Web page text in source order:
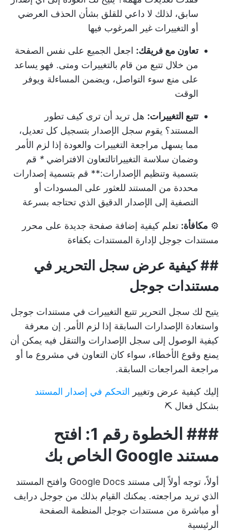
سابق، لذلك لا داعي للقلق بشأن الحذف العرضي
أو التغييرات غير المرغوب فيها
تعاون مع فريقك: اجعل الجميع على نفس الصفحة
من خلال تتبع من قام بالتغييرات ومتى. فهو يساعد
على منع سوء التواصل، ويضمن المساءلة ويوفر
الوقت
تتبع التغييرات: هل تريد أن ترى كيف تطور
المستند؟ يقوم سجل الإصدار بتسجيل كل تعديل،
مما يسهل مراجعة التغييرات والعودة إذا لزم الأمر
وضمان سلاسة التغييراتالتعاون الافتراضي * قم
بتسمية وتنظيم الإصدارات:** قم بتسمية إصدارات
محددة من المستند للعثور على المسودات أو
التصفية إلى الإصدار الدقيق الذي تحتاجه بسرعة
⚙️ مكافأة: تعلم كيفية إضافة صفحة جديدة على محرر
مستندات جوجل لإدارة المستندات بكفاءة
##كيفية عرض سجل التحرير في
مستندات جوجل
يتيح لك سجل التحرير تتبع التغييرات في مستندات جوجل
واستعادة الإصدارات السابقة إذا لزم الأمر. إن معرفة
كيفية الوصول إلى سجل الإصدارات والتنقل فيه يمكن أن
يمنع وقوع الأخطاء، سواء كان التعاون في مشروع ما أو
مراجعة المراجعات السابقة.
إليك كيفية عرض وتغيير التحكم في إصدار المستند
بشكل فعال ⛏️
###
الخطوة رقم 1: افتح
مستند Google الخاص بك
أولاً، توجه أولاً إلى مستند Google Docs وافتح المستند
الذي تريد مراجعته. يمكنك القيام بذلك من جوجل درايف
أو مباشرة من مستندات جوجل المنظمة الصفحة
الرئيسية